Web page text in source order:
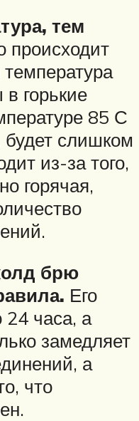
тем
происходит
горькие
85 С
слишком
из-за того,
горячая,
брю
Его
24 часа, а
замедляет
а
что